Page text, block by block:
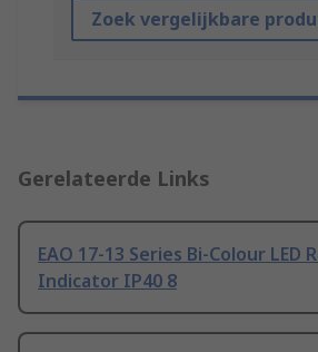
Zoek vergelijkbare
Gerelateerde Links
EAO 17-13 Series Bi-Colour LED
Indicator IP40 8